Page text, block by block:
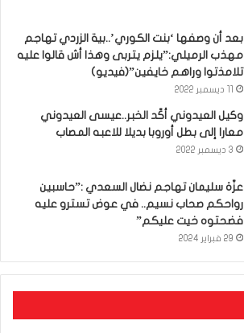
بعد أن وصفها ‘بنت الكوري’..بية الزردي تهاجم
مهذب الرميلي:”يلزم يتربى وهذا أش قالوا عليه
تلامذتوا وراهم خايفين”(فيديو)
وكيل العيدوني أكّد الخبر..عيسى العيدوني
معارا إلى بطل أوروبا بديلا للاعبه المصاب
3 ديسمبر 2022
عزّة سليمان تهاجم نضال السعدي :”حاسبين
رواحكم صحاب نسيم.. في عوض تسترو عليه
فضحتوه خيت عليكم”
29 فبراير 2024